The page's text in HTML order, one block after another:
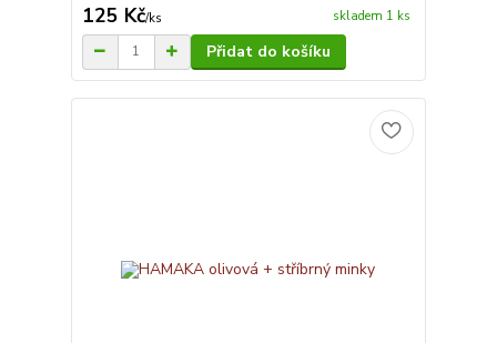
125 Kč/ks skladem 1 ks
Přidat do košíku